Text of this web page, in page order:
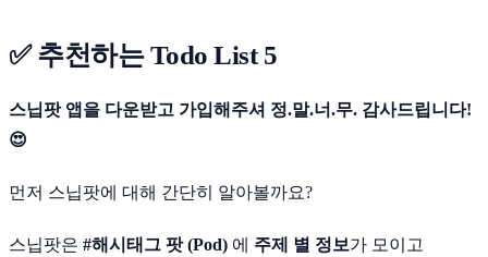
✅ 추천하는 Todo List 5
스닙팟 앱을 다운받고 가입해주셔 정.말.너.무. 감사드립니다!
😍
먼저 스닙팟에 대해 간단히 알아볼까요?
스닙팟은 #해시태그 팟 (Pod) 에 주제 별 정보가 모이고